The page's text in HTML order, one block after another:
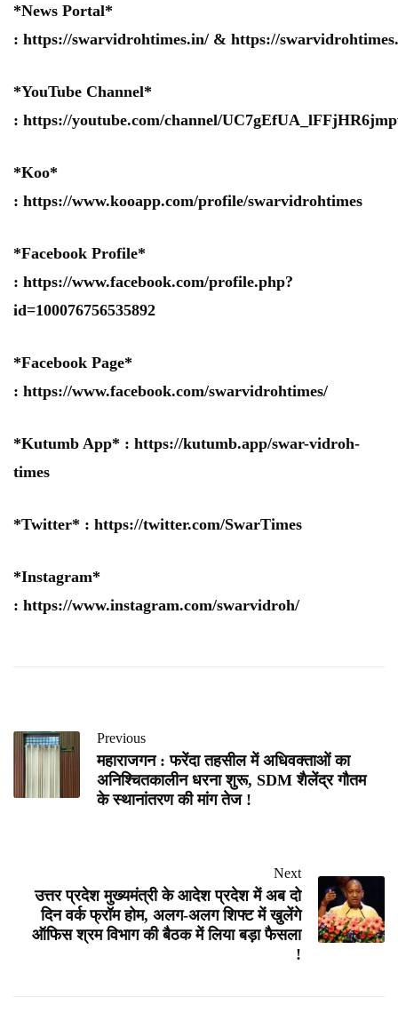
*News Portal*
: https://swarvidrohtimes.in/ & https://
*YouTube Channel*
: https://youtube.com/channel/
*Koo*
: https://www.kooapp.com/profile/swarvidrohtimes
*Facebook Profile*
: https://www.facebook.com/profile.php?
id=100076756535892
*Facebook Page*
: https://www.facebook.com/swarvidrohtimes/
*Kutumb App* : https://kutumb.app/swar-vidroh-
times
*Twitter* : https://twitter.com/SwarTimes
*Instagram*
: https://www.instagram.com/swarvidroh/
Previous
महाराजगन : फरेंदा तहसील में अधिवक्ताओं का
अनिश्चितकालीन धरना शुरू, SDM शैलेंद्र गौतम
के स्थानांतरण की मांग तेज !
Next
उत्तर प्रदेश मुख्यमंत्री के आदेश प्रदेश में अब दो
दिन वर्क फ्रॉम होम, अलग-अलग शिफ्ट में खुलेंगे
ऑफिस श्रम विभाग की बैठक में लिया बड़ा फैसला
!